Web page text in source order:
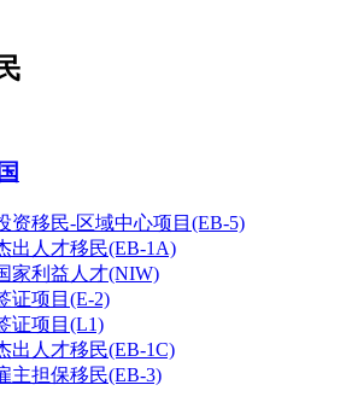
资移民-区域中心项目(EB-5)
出人才移民(EB-1A)
家利益人才(NIW)
证项目(E-2)
证项目(L1)
出人才移民(EB-1C)
主担保移民(EB-3)